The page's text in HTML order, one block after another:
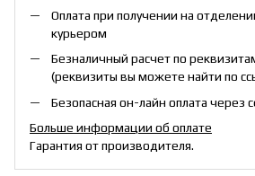
Оплата при получении на
курьером
Безналичный расчет по
(реквизиты вы можете найти по
Безопасная он-лайн оплата через
Больше информации об оплате
Гарантия от производителя.